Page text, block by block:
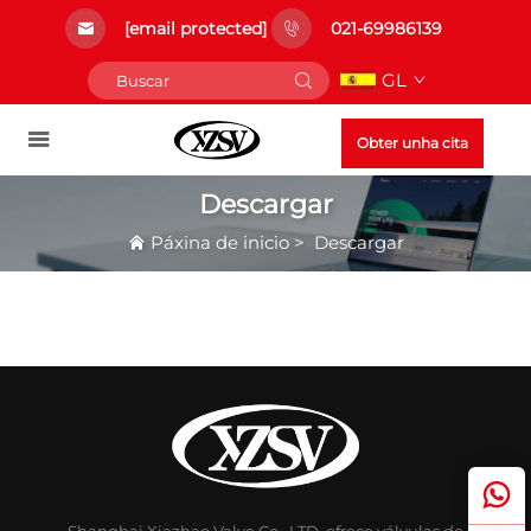
[email protected] 021-69986139
GL
Obter unha cita
Descargar
Páxina de inicio> Descargar